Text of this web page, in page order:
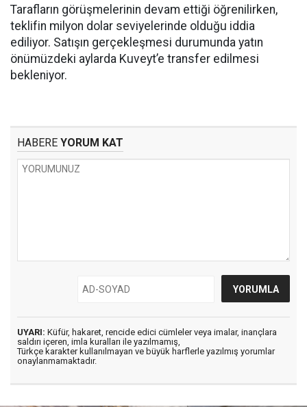
Tarafların görüşmelerinin devam ettiği öğrenilirken,
teklifin milyon dolar seviyelerinde olduğu iddia
ediliyor. Satışın gerçekleşmesi durumunda yatın
önümüzdeki aylarda Kuveyt’e transfer edilmesi
bekleniyor.
HABERE YORUM KAT
UYARI: Küfür, hakaret, rencide edici cümleler veya imalar, inançlara
saldırı içeren, imla kuralları ile yazılmamış,
Türkçe karakter kullanılmayan ve büyük harflerle yazılmış yorumlar
onaylanmamaktadır.